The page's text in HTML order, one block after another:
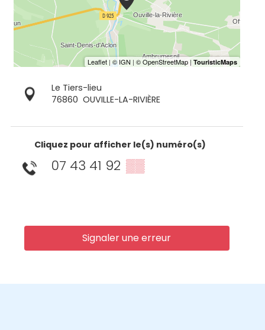
Le Tiers-lieu
76860 OUVILLE-LA-RIVIÈRE
Cliquez pour afficher le(s) numéro(s)
07 43 41 92 ▒▒
Signaler une erreur